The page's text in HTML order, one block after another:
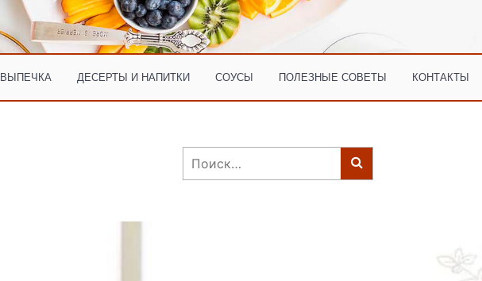
ВЫПЕЧКА ДЕСЕРТЫ И НАПИТКИ СОУСЫ ПОЛЕЗНЫЕ СОВЕТЫ КОНТАКТЫ
Найти: